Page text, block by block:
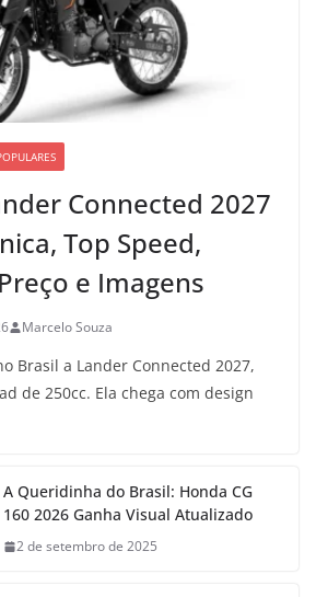
Connected 2027
Top Speed,
e Imagens
Marcelo Souza
Brasil a Lander Connected 2027,
de 250cc. Ela chega com design
A Queridinha do Brasil: Honda CG
160 2026 Ganha Visual Atualizado
2 de setembro de 2025